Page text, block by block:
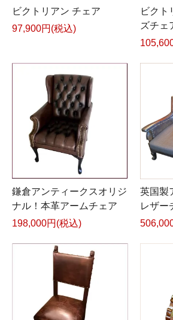
ビクトリアン チェア
97,900円(税込)
ビクト
ズチェ
鎌倉アンティークスオリジ
ナル！本革アームチェア
198,000円(税込)
英国製
レザー